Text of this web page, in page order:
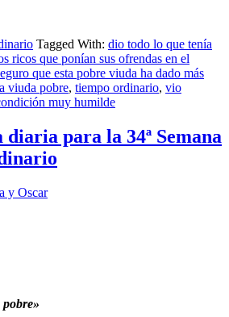
Tagged With: dio todo lo que tenía
ricos que ponían sus ofrendas en el
que esta pobre viuda ha dado más
viuda pobre, tiempo ordinario, vio
muy humilde
para la 34ª Semana
y Oscar